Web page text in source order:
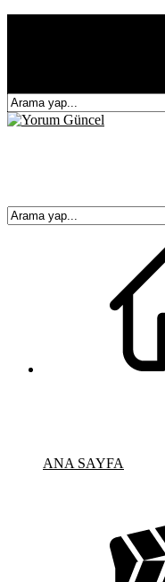
ANA SAYFA